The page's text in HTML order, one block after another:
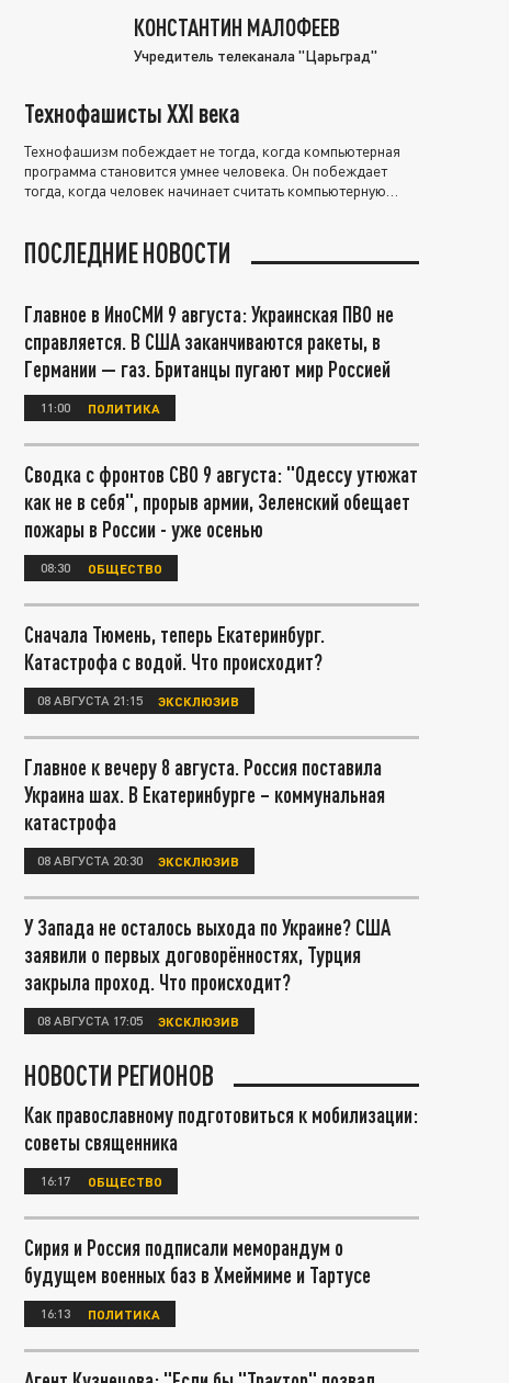
КОНСТАНТИН МАЛОФЕЕВ
Учредитель телеканала "Царьград"
Технофашисты XXI века
Технофашизм побеждает не тогда, когда компьютерная
программа становится умнее человека. Он побеждает
тогда, когда человек начинает считать компьютерную
ПОСЛЕДНИЕ НОВОСТИ
Главное в ИноСМИ 9 августа: Украинская ПВО не
справляется. В США заканчиваются ракеты, в
Германии — газ. Британцы пугают мир Россией
11:00 ПОЛИТИКА
Сводка с фронтов СВО 9 августа: "Одессу утюжат
как не в себя", прорыв армии, Зеленский обещает
пожары в России - уже осенью
08:30 ОБЩЕСТВО
Сначала Тюмень, теперь Екатеринбург.
Катастрофа с водой. Что происходит?
08 АВГУСТА 21:15 ЭКСКЛЮЗИВ
Главное к вечеру 8 августа. Россия поставила
Украина шах. В Екатеринбурге – коммунальная
катастрофа
08 АВГУСТА 20:30 ЭКСКЛЮЗИВ
У Запада не осталось выхода по Украине? США
заявили о первых договорённостях, Турция
закрыла проход. Что происходит?
08 АВГУСТА 17:05 ЭКСКЛЮЗИВ
НОВОСТИ РЕГИОНОВ
Как православному подготовиться к мобилизации:
советы священника
16:17 ОБЩЕСТВО
Сирия и Россия подписали меморандум о
будущем военных баз в Хмеймиме и Тартусе
16:13 ПОЛИТИКА